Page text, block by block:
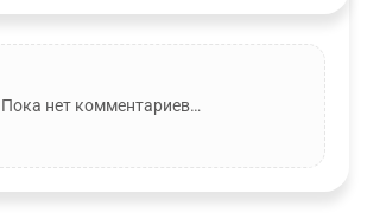
Пока нет комментариев…